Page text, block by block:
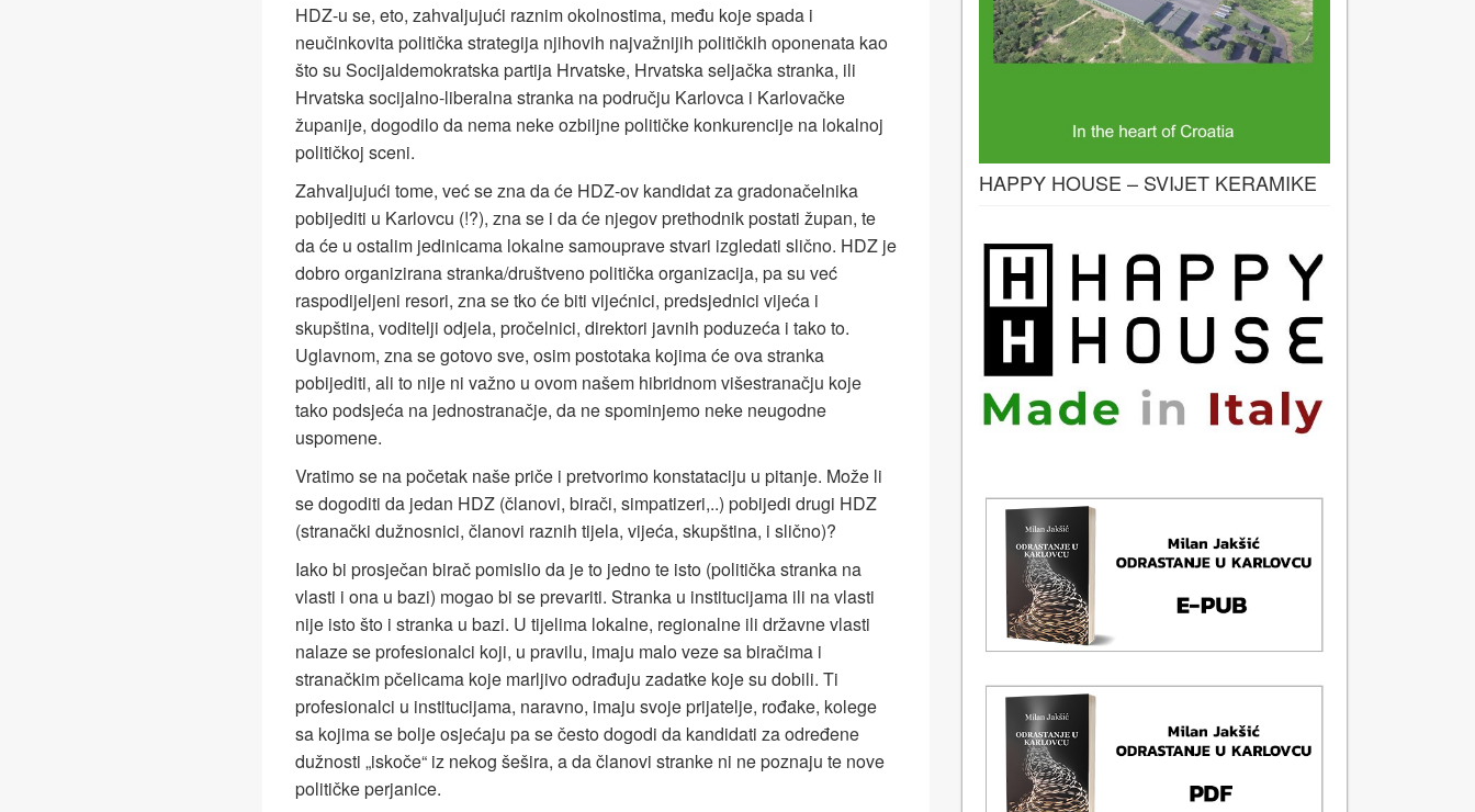
HDZ-u se, eto, zahvaljujući raznim okolnostima, među koje spada i
neučinkovita politička strategija njihovih najvažnijih političkih oponenata kao
što su Socijaldemokratska partija Hrvatske, Hrvatska seljačka stranka, ili
Hrvatska socijalno-liberalna stranka na području Karlovca i Karlovačke
županije, dogodilo da nema neke ozbiljne političke konkurencije na lokalnoj
političkoj sceni.
Zahvaljujući tome, već se zna da će HDZ-ov kandidat za gradonačelnika
pobijediti u Karlovcu (!?), zna se i da će njegov prethodnik postati župan, te
da će u ostalim jedinicama lokalne samouprave stvari izgledati slično. HDZ je
dobro organizirana stranka/društveno politička organizacija, pa su već
raspodijeljeni resori, zna se tko će biti vijećnici, predsjednici vijeća i
skupština, voditelji odjela, pročelnici, direktori javnih poduzeća i tako to.
Uglavnom, zna se gotovo sve, osim postotaka kojima će ova stranka
pobijediti, ali to nije ni važno u ovom našem hibridnom višestranačju koje
tako podsjeća na jednostranačje, da ne spominjemo neke neugodne
uspomene.
Vratimo se na početak naše priče i pretvorimo konstataciju u pitanje. Može li
se dogoditi da jedan HDZ (članovi, birači, simpatizeri,..) pobijedi drugi HDZ
(stranački dužnosnici, članovi raznih tijela, vijeća, skupština, i slično)?
Iako bi prosječan birač pomislio da je to jedno te isto (politička stranka na
vlasti i ona u bazi) mogao bi se prevariti. Stranka u institucijama ili na vlasti
nije isto što i stranka u bazi. U tijelima lokalne, regionalne ili državne vlasti
nalaze se profesionalci koji, u pravilu, imaju malo veze sa biračima i
stranačkim pčelicama koje marljivo odrađuju zadatke koje su dobili. Ti
profesionalci u institucijama, naravno, imaju svoje prijatelje, rođake, kolege
sa kojima se bolje osjećaju pa se često dogodi da kandidati za određene
dužnosti „iskoče“ iz nekog šešira, a da članovi stranke ni ne poznaju te nove
političke perjanice.
HAPPY HOUSE – SVIJET KERAMIKE